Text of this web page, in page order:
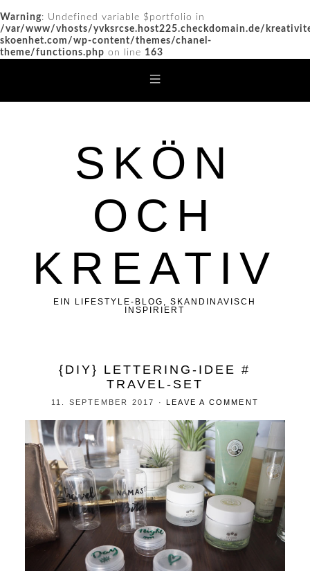
Warning: Undefined variable $portfolio in
/var/www/vhosts/yvksrcse.host225.checkdomain.de/
skoenhet.com/wp-content/themes/chanel-
theme/functions.php on line 163
SKÖN
OCH
KREATIV
EIN LIFESTYLE-BLOG, SKANDINAVISCH
INSPIRIERT
{DIY} LETTERING-IDEE #
TRAVEL-SET
11. SEPTEMBER 2017 ·LEAVE A COMMENT